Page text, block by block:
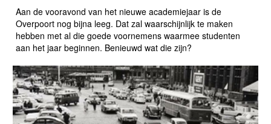
Aan de vooravond van het nieuwe academiejaar is de
Overpoort nog bijna leeg. Dat zal waarschijnlijk te maken
hebben met al die goede voornemens waarmee studenten
aan het jaar beginnen. Benieuwd wat die zijn?